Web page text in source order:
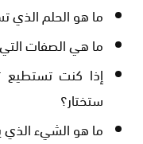
ما هو الحلم الذي
ما هي الصفات
إذا كنت تستطيع
ستختار؟
ما هو الشيء الذي